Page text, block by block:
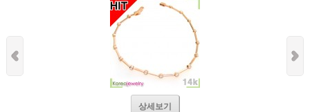
상세보기